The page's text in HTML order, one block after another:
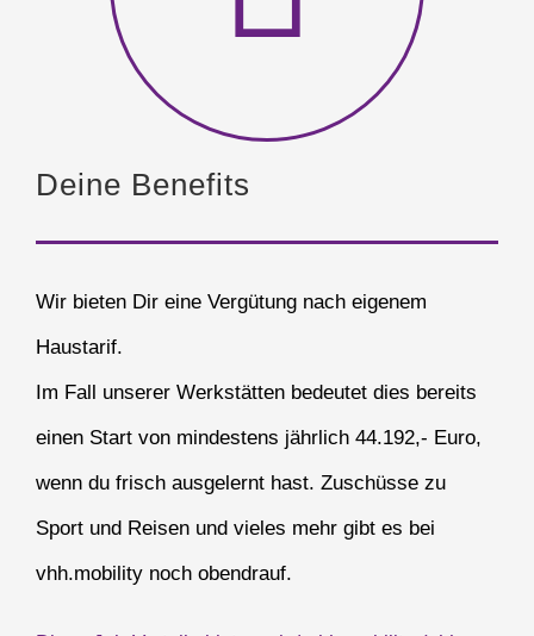
Deine Benefits
Wir bieten Dir eine Vergütung nach eigenem
Haustarif.
Im Fall unserer Werkstätten bedeutet dies bereits
einen Start von mindestens jährlich 44.192,- Euro,
wenn du frisch ausgelernt hast. Zuschüsse zu
Sport und Reisen und vieles mehr gibt es bei
vhh.mobility noch obendrauf.